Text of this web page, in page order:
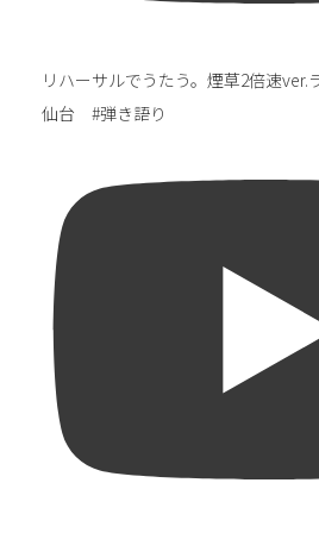
リハーサルでうたう。煙草2倍速
仙台 #弾き語り